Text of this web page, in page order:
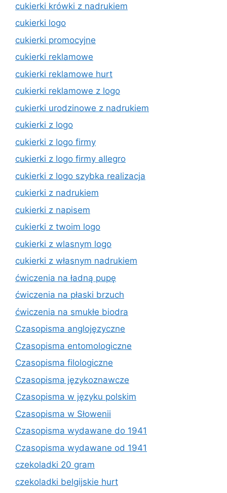
cukierki krówki z nadrukiem
cukierki logo
cukierki promocyjne
cukierki reklamowe
cukierki reklamowe hurt
cukierki reklamowe z logo
cukierki urodzinowe z nadrukiem
cukierki z logo
cukierki z logo firmy
cukierki z logo firmy allegro
cukierki z logo szybka realizacja
cukierki z nadrukiem
cukierki z napisem
cukierki z twoim logo
cukierki z wlasnym logo
cukierki z własnym nadrukiem
ćwiczenia na ładną pupę
ćwiczenia na płaski brzuch
ćwiczenia na smukłe biodra
Czasopisma anglojęzyczne
Czasopisma entomologiczne
Czasopisma filologiczne
Czasopisma językoznawcze
Czasopisma w języku polskim
Czasopisma w Słowenii
Czasopisma wydawane do 1941
Czasopisma wydawane od 1941
czekoladki 20 gram
czekoladki belgijskie hurt